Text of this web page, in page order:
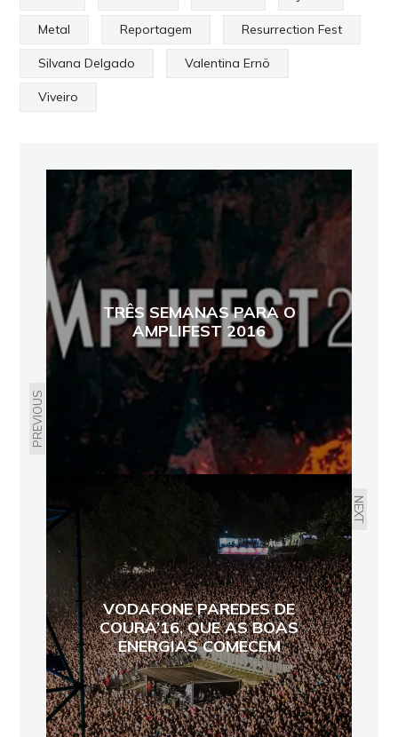
Metal Reportagem Resurrection Fest
Silvana Delgado Valentina Ernö
Viveiro
PREVIOUS
TRÊS SEMANAS PARA O
AMPLIFEST 2016
NEXT
VODAFONE PAREDES DE
COURA’16, QUE AS BOAS
ENERGIAS COMECEM